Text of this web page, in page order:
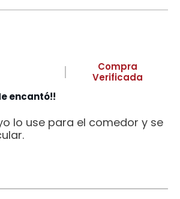
Compra
Verificada
encantó!!
lo use para el comedor y se